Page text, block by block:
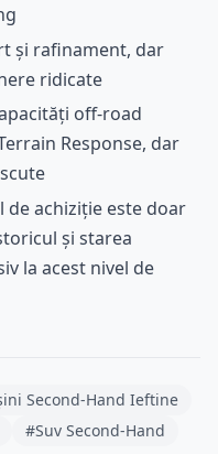
și rafinament, dar
ridicate
off-road
Response, dar
de achiziție este doar
și starea
la acest nivel de
Second-Hand Ieftine
#Suv Second-Hand